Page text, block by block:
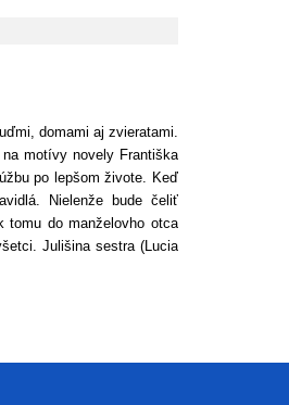
domami aj zvieratami.
motívy novely Františka
po lepšom živote. Keď
Nielenže bude čeliť
tomu do manželovho otca
Julišina sestra (Lucia